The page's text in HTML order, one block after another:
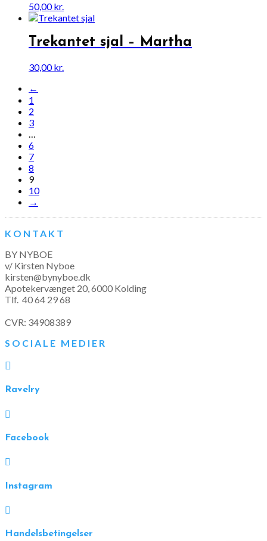
50,00kr.
Trekantet sjal – Martha
30,00kr.
←
1
2
3
…
6
7
8
9
10
→
KONTAKT
BY NYBOE
v/ Kirsten Nyboe
kirsten@bynyboe.dk
Apotekervænget 20, 6000 Kolding
Tlf. 40 64 29 68
CVR: 34908389
SOCIALE MEDIER

Ravelry

Facebook

Instagram

Handelsbetingelser